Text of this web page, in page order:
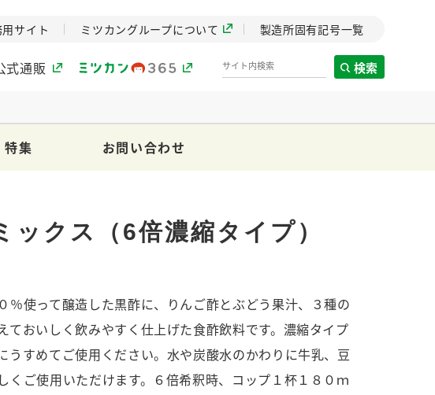
みりん風・料理酒 鍋用調味料 つゆ たれ
創業から現在までのミ
ツカンの変革と挑戦の
水の文化センター
（アーカイブ）
テーマとした社会貢献
活動を行っていまし
た。
ZENB initiative
植物を可能な限りまる
セプトをご紹介しま
す。
式通販
サイト ミツカングループについて 製造所固有記号一覧
検索
特集 お問い合わせ
クス（6倍濃縮タイプ）
％使って醸造した黒酢に、りんご酢とぶどう果汁、３種の
ておいしく飲みやすく仕上げた食酢飲料です。濃縮タイプ
うすめてご使用ください。水や炭酸水のかわりに牛乳、豆
くご使用いただけます。６倍希釈時、コップ１杯１８０ｍ